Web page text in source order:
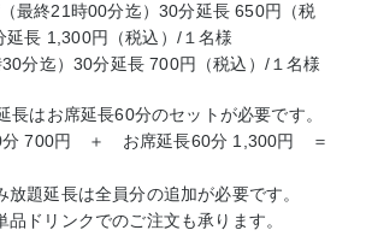
最終21時00分迄）30分延長 650円（税
長 1,300円（税込）/１名様
分迄）30分延長 700円（税込）/１名様
長はお席延長60分のセットが必要です。
分 700円 ＋ お席延長60分 1,300円 ＝
題延長は全員分の追加が必要です。
ドリンクでのご注文も承ります。